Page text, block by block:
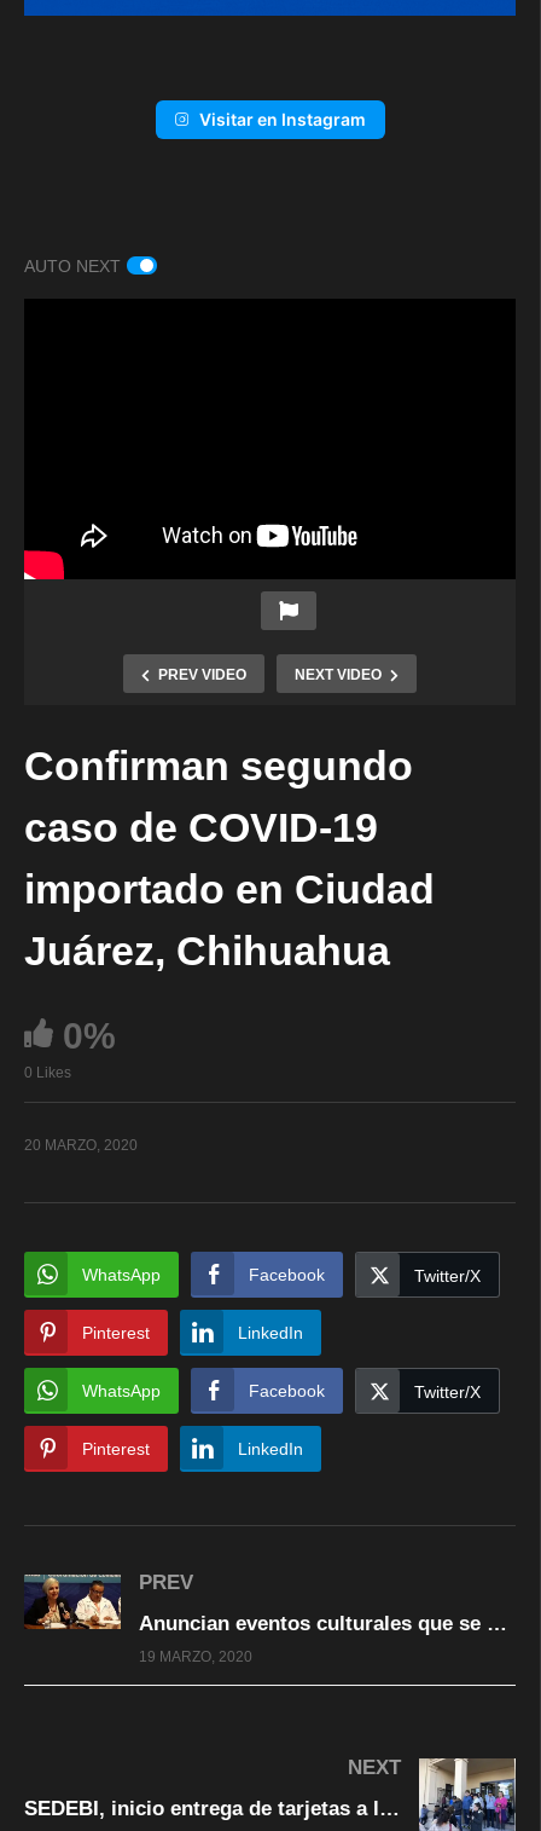
Visitar en Instagram
AUTO NEXT
PREV VIDEO NEXT VIDEO
Confirman segundo
caso de COVID-19
importado en Ciudad
Juárez, Chihuahua
0%
0 Likes
20 MARZO, 2020
WhatsApp Facebook Twitter/X
Pinterest LinkedIn
WhatsApp Facebook Twitter/X
Pinterest LinkedIn
PREV
Anuncian eventos culturales que se posponen por coronavirus en Chihuahua
19 MARZO, 2020
NEXT
SEDEBI, inicio entrega de tarjetas a los adultos mayores, en #ChihuahuaCapital